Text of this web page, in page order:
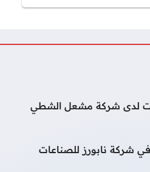
لدى شركة مشعل الشطي
شركة نابورز للصناعات